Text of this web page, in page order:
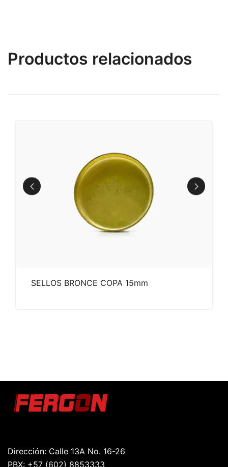
Productos relacionados
SELLOS BRONCE COPA 15mm
Dirección: Calle 13A No. 16-26
PBX: +57 (602) 8853333